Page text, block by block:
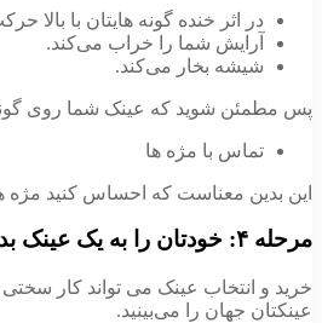
در اثر خنده گونه هایتان با بالا
آرایش شما را خراب می‌کند.
شیشه بخار می‌کند.
پس مطمئن شوید که عینک شما روی
تماس با مژه ها
این بدین معناست که احساس کنید مژه
مرحله ۴: خودتان را به یک عینک بد راضی نکنید
خرید و انتخاب عینک می تواند کار
عینکتان جهان را می‌بینید.